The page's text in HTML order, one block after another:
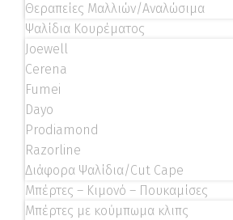
Θεραπείες Μαλλιών/Αναλώσιμα
Ψαλίδια Κουρέματος
Joewell
Cerena
Fumei
Dayo
Prodiamond
Razorline
Διάφορα Ψαλίδια/Cut Cape
Μπέρτες – Κιμονό – Πουκαμίσες
Μπέρτες με κούμπωμα κλιπς